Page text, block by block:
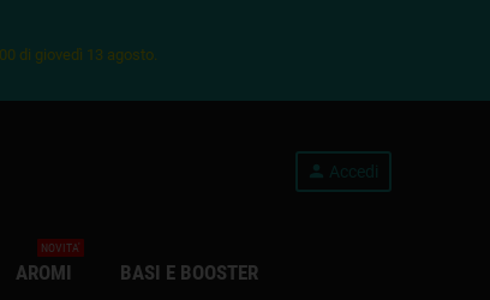
di giovedì 13 agosto.
person Accedi
AROMI
NOVITA'
BASI E BOOSTER